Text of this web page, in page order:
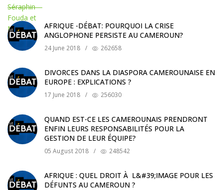
AFRIQUE -DÉBAT: POURQUOI LA CRISE
ANGLOPHONE PERSISTE AU CAMEROUN?
24 June 2018 / 262658
DIVORCES DANS LA DIASPORA CAMEROUNAISE EN
EUROPE : EXPLICATIONS ?
17 June 2018 / 256030
QUAND EST-CE LES CAMEROUNAIS PRENDRONT
ENFIN LEURS RESPONSABILITÉS POUR LA
GESTION DE LEUR ÉQUIPE?
05 August 2018 / 248542
AFRIQUE : QUEL DROIT À L&#39;IMAGE POUR LES
DÉFUNTS AU CAMEROUN ?